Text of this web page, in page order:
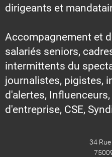
dirigeants et
Accompagnement et
salariés seniors,
intermittents du
journalistes, pigistes,
d'alertes,
d'entreprise, CSE,
34